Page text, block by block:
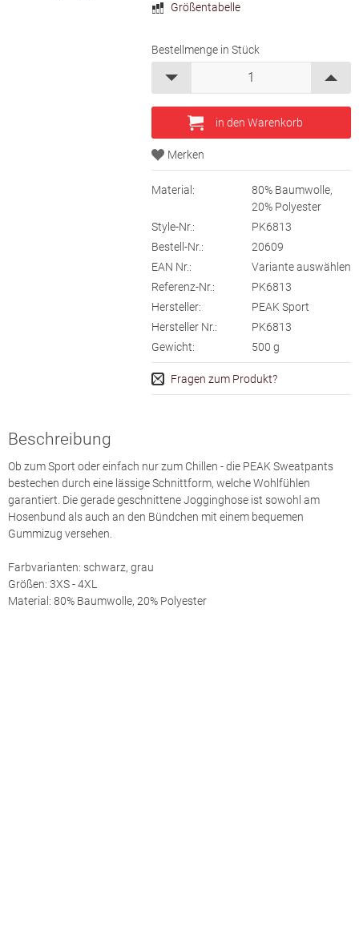
Größentabelle
Bestellmenge in Stück
Material:
80% Baumwolle,
20% Polyester
Style-Nr.:
PK6813
Bestell-Nr.:
20609
EAN Nr.:
Variante auswählen
Referenz-Nr.:
PK6813
Hersteller:
PEAK Sport
Hersteller Nr.:
PK6813
Gewicht:
500 g
Fragen zum Produkt?
Beschreibung
Ob zum Sport oder einfach nur zum Chillen - die PEAK Sweatpants
bestechen durch eine lässige Schnittform, welche Wohlfühlen
garantiert. Die gerade geschnittene Jogginghose ist sowohl am
Hosenbund als auch an den Bündchen mit einem bequemen
Gummizug versehen.
Farbvarianten: schwarz, grau
Größen: 3XS - 4XL
Material: 80% Baumwolle, 20% Polyester